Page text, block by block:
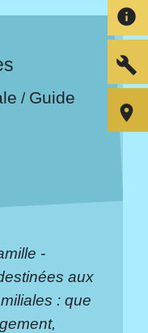
/ Guide
-
aux
: que
info
build
room